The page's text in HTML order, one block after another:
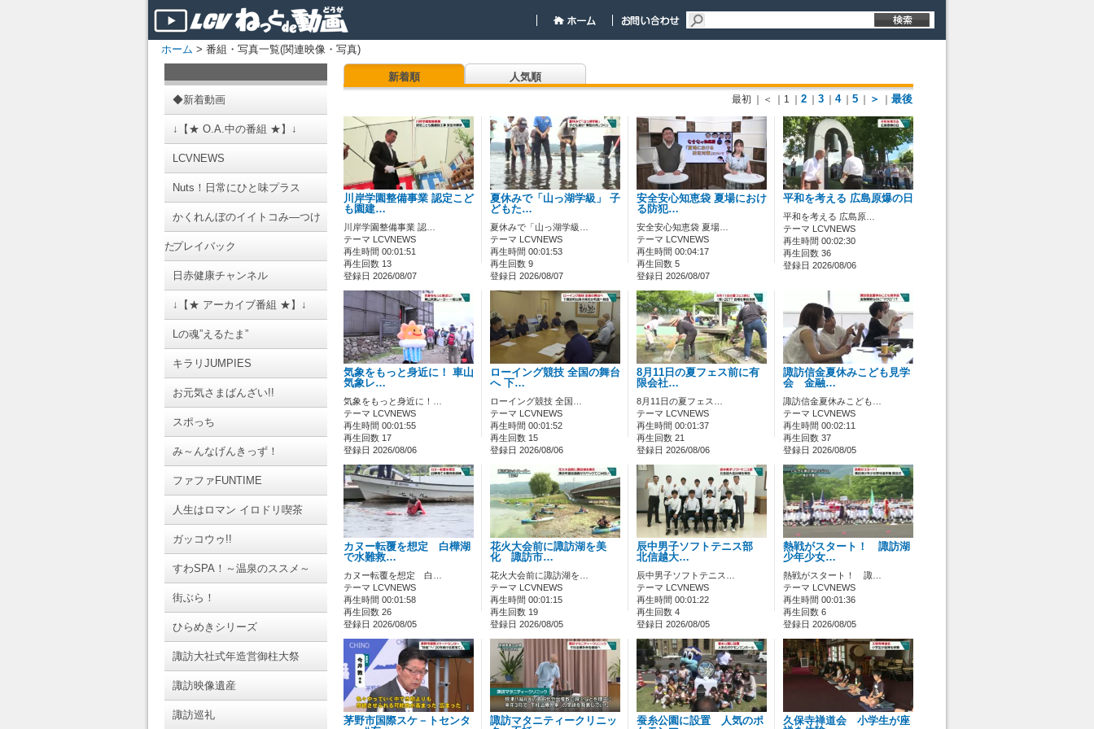
ホーム > 番組・写真一覧(関連映像・写真)
◆新着動画
↓【★ O.A.中の番組 ★】↓
LCVNEWS
Nuts！日常にひと味プラス
かくれんぼのイイトコみ―つけ
たプレイバック
日赤健康チャンネル
↓【★ アーカイブ番組 ★】↓
Lの魂”えるたま”
キラリJUMPIES
お元気さまばんざい!!
スポっち
み～んなげんきっず！
ファファFUNTIME
人生はロマン イロドリ喫茶
ガッコウゥ!!
すわSPA！～温泉のススメ～
街ぶら！
ひらめきシリーズ
諏訪大社式年造営御柱大祭
諏訪映像遺産
諏訪巡礼
新着順 人気順
最初 ｜＜ ｜1 2 3 4 5 ＞ 最後
川岸学園整備事業 認定こど
も園建…
川岸学園整備事業 認…
テーマ LCVNEWS
再生時間 00:01:51
再生回数 13
登録日 2026/08/07
夏休みで「山っ湖学級」 子
どもた…
夏休みで「山っ湖学級…
テーマ LCVNEWS
再生時間 00:01:53
再生回数 9
登録日 2026/08/07
安全安心知恵袋 夏場におけ
る防犯…
安全安心知恵袋 夏場…
テーマ LCVNEWS
再生時間 00:04:17
再生回数 5
登録日 2026/08/07
平和を考える 広島原爆の日
平和を考える 広島原…
テーマ LCVNEWS
再生時間 00:02:30
再生回数 36
登録日 2026/08/06
気象をもっと身近に！ 車山
気象レ…
気象をもっと身近に！…
テーマ LCVNEWS
再生時間 00:01:55
再生回数 17
登録日 2026/08/06
ローイング競技 全国の舞台
へ 下…
ローイング競技 全国…
テーマ LCVNEWS
再生時間 00:01:52
再生回数 15
登録日 2026/08/06
8月11日の夏フェス前に有
限会社…
8月11日の夏フェス…
テーマ LCVNEWS
再生時間 00:01:37
再生回数 21
登録日 2026/08/06
諏訪信金夏休みこども見学
会 金融…
諏訪信金夏休みこども…
テーマ LCVNEWS
再生時間 00:02:11
再生回数 37
登録日 2026/08/05
カヌー転覆を想定 白樺湖
で水難救…
カヌー転覆を想定 白…
テーマ LCVNEWS
再生時間 00:01:58
再生回数 26
登録日 2026/08/05
花火大会前に諏訪湖を美
化 諏訪市…
花火大会前に諏訪湖を…
テーマ LCVNEWS
再生時間 00:01:15
再生回数 19
登録日 2026/08/05
辰中男子ソフトテニス部
北信越大…
辰中男子ソフトテニス…
テーマ LCVNEWS
再生時間 00:01:22
再生回数 4
登録日 2026/08/05
熱戦がスタート！ 諏訪湖
少年少女…
熱戦がスタート！ 諏…
テーマ LCVNEWS
再生時間 00:01:36
再生回数 6
登録日 2026/08/05
茅野市国際スケ－トセンタ
諏訪マタニティークリニッ
蚕糸公園に設置 人気のポ
久保寺禅道会 小学生が座